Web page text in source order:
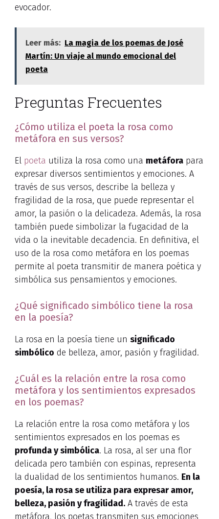
evocador.
Leer más: La magia de los poemas de José
Martín: Un viaje al mundo emocional del
poeta
Preguntas Frecuentes
¿Cómo utiliza el poeta la rosa como
metáfora en sus versos?
El poeta utiliza la rosa como una metáfora para
expresar diversos sentimientos y emociones. A
través de sus versos, describe la belleza y
fragilidad de la rosa, que puede representar el
amor, la pasión o la delicadeza. Además, la rosa
también puede simbolizar la fugacidad de la
vida o la inevitable decadencia. En definitiva, el
uso de la rosa como metáfora en los poemas
permite al poeta transmitir de manera poética y
simbólica sus pensamientos y emociones.
¿Qué significado simbólico tiene la rosa
en la poesía?
La rosa en la poesía tiene un significado
simbólico de belleza, amor, pasión y fragilidad.
¿Cuál es la relación entre la rosa como
metáfora y los sentimientos expresados
en los poemas?
La relación entre la rosa como metáfora y los
sentimientos expresados en los poemas es
profunda y simbólica. La rosa, al ser una flor
delicada pero también con espinas, representa
la dualidad de los sentimientos humanos. En la
poesía, la rosa se utiliza para expresar amor,
belleza, pasión y fragilidad. A través de esta
metáfora, los poetas transmiten sus emociones